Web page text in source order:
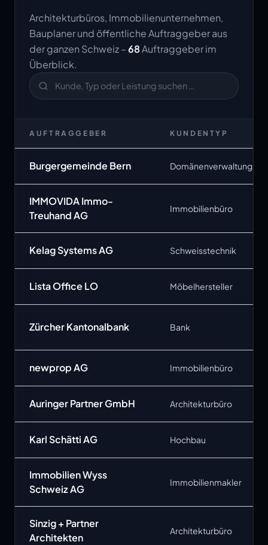
Architekturbüros, Immobilienunternehmen,
Bauplaner und öffentliche Auftraggeber aus
der ganzen Schweiz –68Auftraggeber im
Überblick.
AUFTRAGGEBER KUNDENTYP
Burgergemeinde Bern Domänenverwaltung
IMMOVIDA Immo-
Treuhand AG
Immobilienbüro
Kelag Systems AG Schweisstechnik
Lista Office LO Möbelhersteller
Zürcher Kantonalbank Bank
newprop AG Immobilienbüro
Auringer Partner GmbH Architekturbüro
Karl Schätti AG Hochbau
Immobilien Wyss
Schweiz AG
Immobilienmakler
Sinzig + Partner
Architekten
Architekturbüro